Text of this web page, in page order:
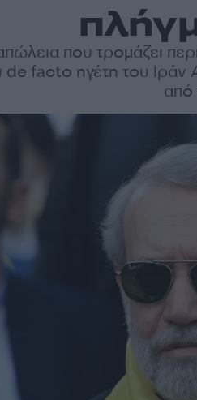
που τρομάζει
de facto ηγέτη του Ιράν
από